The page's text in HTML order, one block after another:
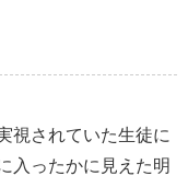
視されていた生徒に
入ったかに見えた明